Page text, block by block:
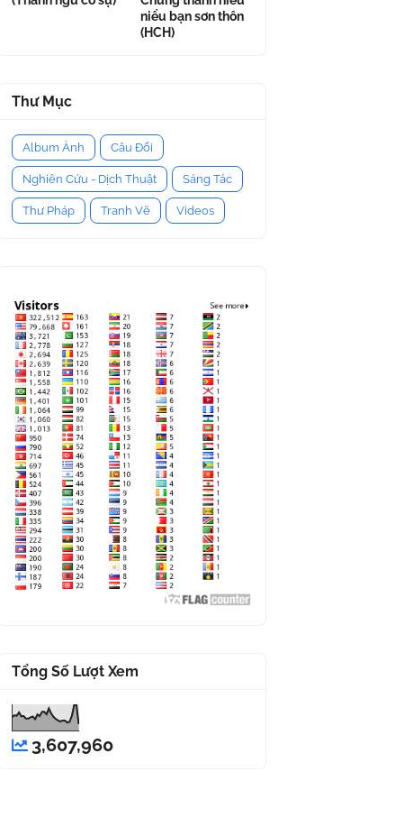
niểu bạn sơn thôn
(HCH)
Thư Mục
Album Ảnh Câu Đối
Nghiên Cứu - Dịch Thuật Sáng Tác
Thư Pháp Tranh Vẽ Videos
Tổng Số Lượt Xem
3,607,960